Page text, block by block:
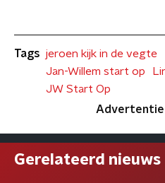
Tags jeroen kijk in de vegte
Jan-Willem start op
JW Start Op
Advertentie
Gerelateerd nieuws